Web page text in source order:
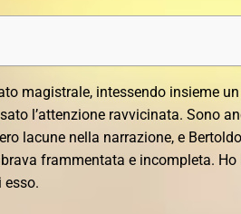
magistrale, intessendo insieme
l’attenzione ravvicinata. Sono
lacune nella narrazione, e
frammentata e incompleta.
esso.